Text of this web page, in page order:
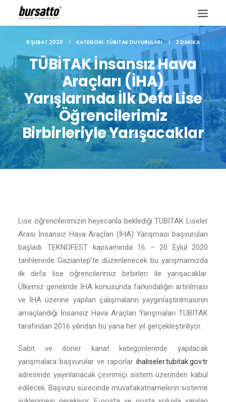
6 ŞUBAT 2020 | KATEGORI: TÜBITAK DUYURULARI | 2 DAKIKA
TÜBİTAK İnsansız Hava
Araçları (İHA)
Yarışlarında İlk Defa Lise
Öğrencilerimiz
Birbirleriyle Yarışacaklar
Lise öğrencilerimizin heyecanla beklediği TÜBİTAK Liseler
Arası İnsansız Hava Araçları (İHA) Yarışması başvuruları
başladı. TEKNOFEST kapsamında 16 – 20 Eylül 2020
tarihlerinde Gaziantep’te düzenlenecek bu yarışmamızda
ilk defa lise öğrencilerimiz birbirleri ile yarışacaklar.
Ülkemiz genelinde İHA konusunda farkındalığın artırılması
ve İHA üzerine yapılan çalışmaların yaygınlaştırılmasının
amaçlandığı İnsansız Hava Araçları Yarışmaları TÜBİTAK
tarafından 2016 yılından bu yana her yıl gerçekleştiriliyor.
Sabit ve döner kanat kategorilerinde yapılacak
yarışmalara başvurular ve raporlar ihaliseler.tubitak.gov.tr
adresinde yayınlanacak çevrimiçi sistem üzerinden kabul
edilecek. Başvuru sürecinde muvafakatnamelerin sisteme